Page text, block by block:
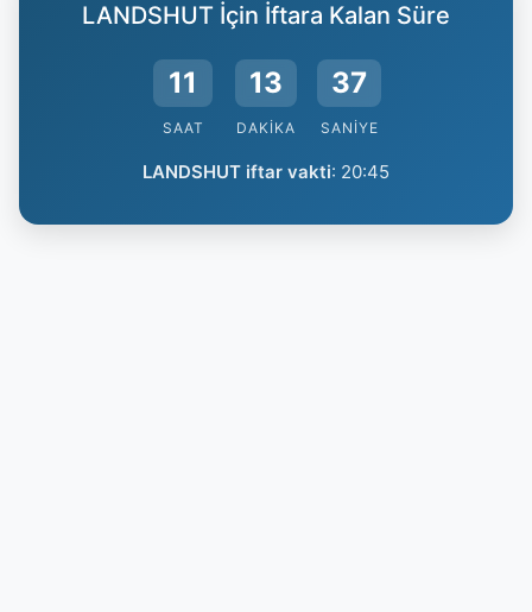
LANDSHUT İçin İftara Kalan Süre
11
SAAT
13
DAKIKA
36
SANIYE
LANDSHUT iftar vakti: 20:45